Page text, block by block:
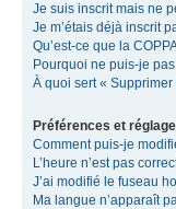
Je suis inscrit mais ne
Je m’étais déjà inscrit
Qu’est-ce que la
Pourquoi ne puis-je
À quoi sert «
Préférences et
Comment puis-je
L’heure n’est pas
J’ai modifié le fuseau
Ma langue n’apparaît